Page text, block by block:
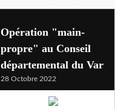
Opération "main-
propre" au Conseil
départemental du Var
28 Octobre 2022